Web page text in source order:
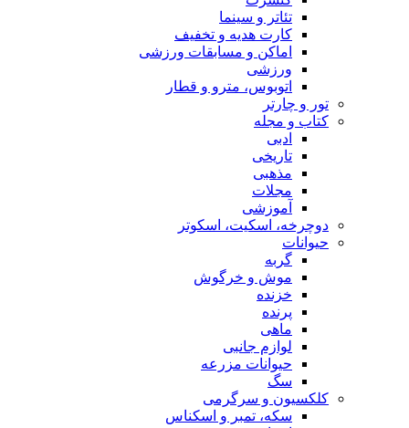
تئاتر و سینما
کارت هدیه و تخفیف
اماکن و مسابقات ورزشی
ورزشی
اتوبوس، مترو و قطار
تور و چارتر
کتاب و مجله
ادبی
تاریخی
مذهبی
مجلات
آموزشی
دوچرخه، اسکیت، اسکوتر
حیوانات
گربه
موش و خرگوش
خزنده
پرنده
ماهی
لوازم جانبی
حیوانات مزرعه
سگ
کلکسیون و سرگرمی
سکه، تمبر و اسکناس